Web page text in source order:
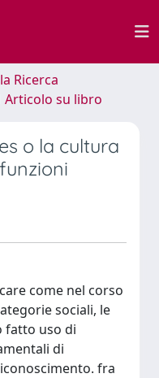
Ricerca
Articolo su libro
o la cultura
come nel corso
sociali, le
fatto uso di
di
fra